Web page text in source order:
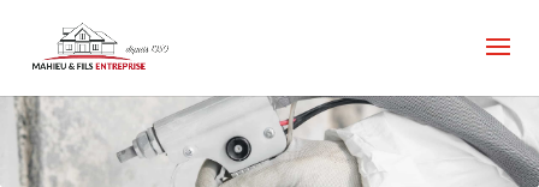
Aérogommage, sablage, décapage Saint-Riquier-ès-
Plains, Aérogommage, sablage, décapage Saint-